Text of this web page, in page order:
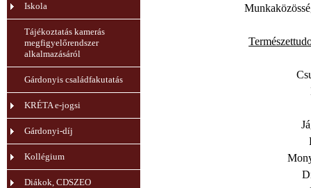
Iskola
Tájékoztatás kamerás
megfigyelőrendszer
alkalmazásáról
Gárdonyis családfakutatás
KRÉTA e-jogsi
Gárdonyi-díj
Kollégium
Diákok, CDSZEO